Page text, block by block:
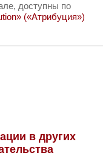
доступны по
(«Атрибуция»)
в других